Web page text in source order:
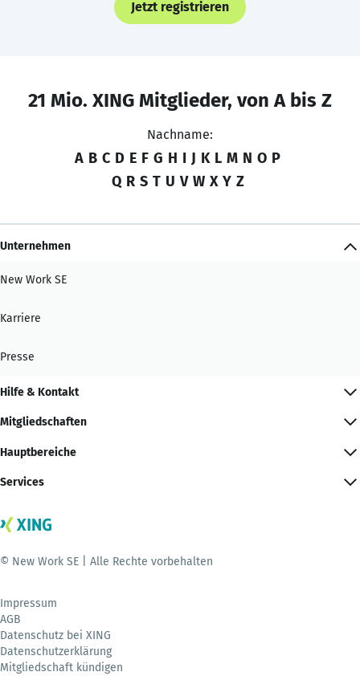
Jetzt registrieren
21 Mio. XING Mitglieder, von A bis Z
Nachname:
A B C D E F G H I J K L M N O P
Q R S T U V W X Y Z
Unternehmen
New Work SE
Karriere
Presse
Hilfe & Kontakt
Mitgliedschaften
Hauptbereiche
Services
© New Work SE | Alle Rechte vorbehalten
Impressum
AGB
Datenschutz bei XING
Datenschutzerklärung
Mitgliedschaft kündigen